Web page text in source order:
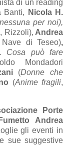
di un reading
Banti, Nicola H.
per noi),
, Rizzoli), Andrea
di Teseo),
Cosa può fare
Mondadori
(Donne che
(Anime fragili,
Porte
Andrea
gli eventi in
sue suggestive